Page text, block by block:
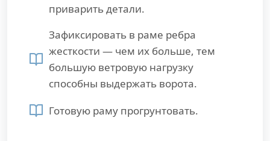
приварить детали.
Зафиксировать в раме ребра
жесткости — чем их больше, тем
большую ветровую нагрузку
способны выдержать ворота.
Готовую раму прогрунтовать.